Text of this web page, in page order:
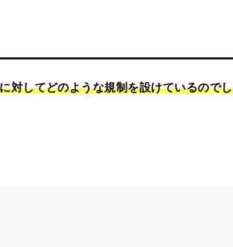
対してどのような規制を設けているので